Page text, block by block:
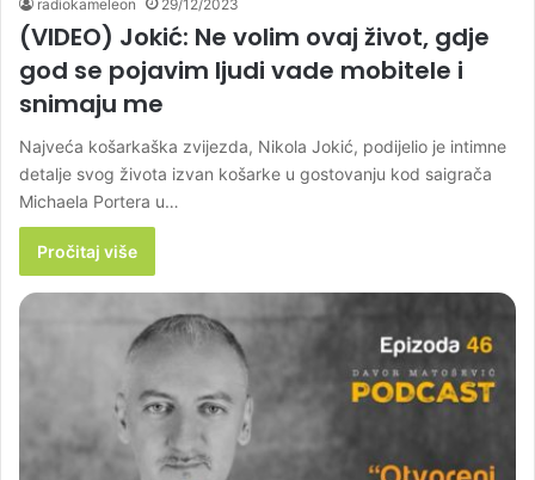
radiokameleon 29/12/2023
(VIDEO) Jokić: Ne volim ovaj život, gdje
god se pojavim ljudi vade mobitele i
snimaju me
Najveća košarkaška zvijezda, Nikola Jokić, podijelio je intimne
detalje svog života izvan košarke u gostovanju kod saigrača
Michaela Portera u…
Pročitaj više